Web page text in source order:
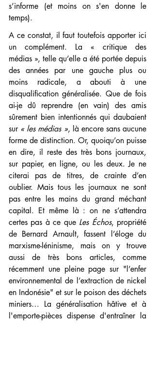
s’informe (et moins on s'en donne le
temps).
A ce constat, il faut toutefois apporter ici
un complément. La « critique des
médias », telle qu’elle a été portée depuis
des années par une gauche plus ou
moins radicale, a abouti à une
disqualification généralisée. Que de fois
ai-je dû reprendre (en vain) des amis
sûrement bien intentionnés qui daubaient
sur « les médias », là encore sans aucune
forme de distinction. Or, quoiqu’on puisse
en dire, il reste des très bons journaux,
sur papier, en ligne, ou les deux. Je ne
citerai pas de titres, de crainte d’en
oublier. Mais tous les journaux ne sont
pas entre les mains du grand méchant
capital. Et même là : on ne s’attendra
certes pas à ce que Les Échos, propriété
de Bernard Arnault, fassent l’éloge du
marxisme-léninisme, mais on y trouve
aussi de très bons articles, comme
récemment une pleine page sur "l’enfer
environnemental de l’extraction de nickel
en Indonésie" et sur le poison des déchets
miniers… La généralisation hâtive et à
l'emporte-pièces dispense d'entraîner la